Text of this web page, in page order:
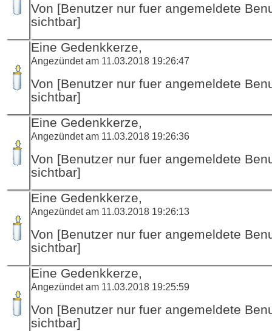
Von [Benutzer nur fuer angemeldete
sichtbar]
Eine Gedenkkerze,
Angezündet am 11.03.2018 19:26:47
Von [Benutzer nur fuer angemeldete
sichtbar]
Eine Gedenkkerze,
Angezündet am 11.03.2018 19:26:36
Von [Benutzer nur fuer angemeldete
sichtbar]
Eine Gedenkkerze,
Angezündet am 11.03.2018 19:26:13
Von [Benutzer nur fuer angemeldete
sichtbar]
Eine Gedenkkerze,
Angezündet am 11.03.2018 19:25:59
Von [Benutzer nur fuer angemeldete
sichtbar]